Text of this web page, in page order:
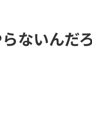
ないんだ